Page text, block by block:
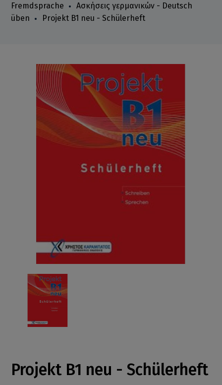
Fremdsprache
Ασκήσεις γερμανικών - Deutsch
üben
Projekt B1 neu - Schülerheft
Projekt B1 neu - Schülerheft